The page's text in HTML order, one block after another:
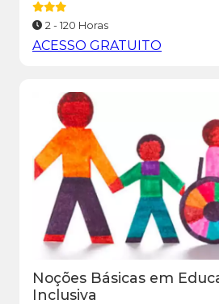
2 - 120 Horas
ACESSO GRATUITO
Noções Básicas em
Inclusiva